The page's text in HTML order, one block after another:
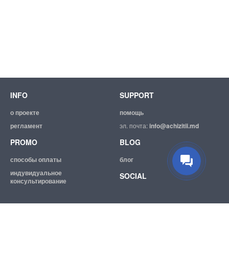
INFO
о проекте
регламент
SUPPORT
помощь
эл. почта:info@achizitii.md
PROMO
способы оплаты
индувидуальное
консультирование
BLOG
блог
SOCIAL